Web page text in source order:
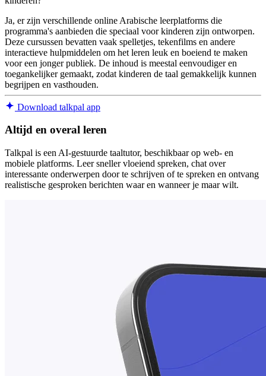
Ja, er zijn verschillende online Arabische leerplatforms die
programma's aanbieden die speciaal voor kinderen zijn ontworpen.
Deze cursussen bevatten vaak spelletjes, tekenfilms en andere
interactieve hulpmiddelen om het leren leuk en boeiend te maken
voor een jonger publiek. De inhoud is meestal eenvoudiger en
toegankelijker gemaakt, zodat kinderen de taal gemakkelijk kunnen
begrijpen en vasthouden.
Download talkpal app
Altijd en overal leren
Talkpal is een AI-gestuurde taaltutor, beschikbaar op web- en
mobiele platforms. Leer sneller vloeiend spreken, chat over
interessante onderwerpen door te schrijven of te spreken en ontvang
realistische gesproken berichten waar en wanneer je maar wilt.